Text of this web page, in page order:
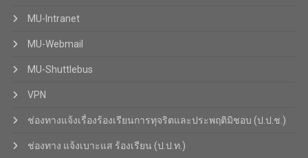
MU-Intranet
MU-Webmail
MU-Shuttlebus
VPN
ช่องทางแจ้งเรื่องร้องเรียนการทุจริตและประพฤติมิชอบ (ป.ป.ช.)
ช่องทาง แจ้งเบาะแส ร้องเรียน (ป.ป.ท.)